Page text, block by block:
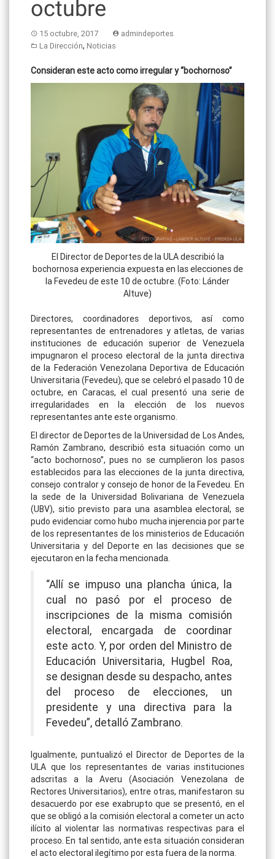
octubre
15 octubre, 2017
admindeportes
La Dirección, Noticias
Consideran este acto como irregular y “bochornoso”
El Director de Deportes de la ULA describió la
bochornosa experiencia expuesta en las elecciones de
la Fevedeu de este 10 de octubre. (Foto: Lánder
Altuve)
Directores, coordinadores deportivos, así como
representantes de entrenadores y atletas, de varias
instituciones de educación superior de Venezuela
impugnaron el proceso electoral de la junta directiva
de la Federación Venezolana Deportiva de Educación
Universitaria (Fevedeu), que se celebró el pasado 10 de
octubre, en Caracas, el cual presentó una serie de
irregularidades en la elección de los nuevos
representantes ante este organismo.
El director de Deportes de la Universidad de Los Andes,
Ramón Zambrano, describió esta situación como un
“acto bochornoso”, pues no se cumplieron los pasos
establecidos para las elecciones de la junta directiva,
consejo contralor y consejo de honor de la Fevedeu. En
la sede de la Universidad Bolivariana de Venezuela
(UBV), sitio previsto para una asamblea electoral, se
pudo evidenciar como hubo mucha injerencia por parte
de los representantes de los ministerios de Educación
Universitaria y del Deporte en las decisiones que se
ejecutaron en la fecha mencionada.
“Allí se impuso una plancha única, la
cual no pasó por el proceso de
inscripciones de la misma comisión
electoral, encargada de coordinar
este acto. Y, por orden del Ministro de
Educación Universitaria, Hugbel Roa,
se designan desde su despacho, antes
del proceso de elecciones, un
presidente y una directiva para la
Fevedeu”, detalló Zambrano.
Igualmente, puntualizó el Director de Deportes de la
ULA que los representantes de varias instituciones
adscritas a la Averu (Asociación Venezolana de
Rectores Universitarios), entre otras, manifestaron su
desacuerdo por ese exabrupto que se presentó, en el
que se obligó a la comisión electoral a cometer un acto
ilícito al violentar las normativas respectivas para el
proceso. En tal sentido, ante esta situación consideran
el acto electoral ilegítimo por esta fuera de la norma.